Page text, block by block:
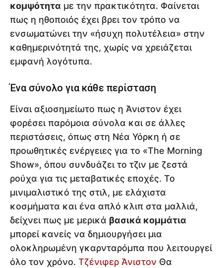
κομψότητα με την πρακτικότητα. Φαίνεται
πως η ηθοποιός έχει βρει τον τρόπο να
ενσωματώνει την «ήσυχη πολυτέλεια» στην
καθημερινότητά της, χωρίς να χρειάζεται
εμφανή λογότυπα.
Ένα σύνολο για κάθε περίσταση
Είναι αξιοσημείωτο πως η Άνιστον έχει
φορέσει παρόμοια σύνολα και σε άλλες
περιστάσεις, όπως στη Νέα Υόρκη ή σε
προωθητικές ενέργειες για το «The Morning
Show», όπου συνδυάζει το τζιν με ζεστά
ρούχα για τις μεταβατικές εποχές. Το
μινιμαλιστικό της στιλ, με ελάχιστα
κοσμήματα και ένα απλό κλιπ στα μαλλιά,
δείχνει πως με μερικά βασικά κομμάτια
μπορεί κανείς να δημιουργήσει μια
ολοκληρωμένη γκαρνταρόμπα που λειτουργεί
όλο τον χρόνο. Τζένιφερ Άνιστον Θα